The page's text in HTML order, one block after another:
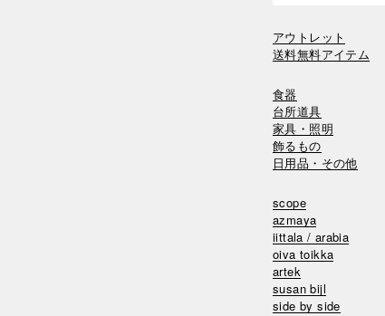
アウトレット
送料無料アイテム
食器
台所道具
家具・照明
飾るもの
日用品・その他
scope
azmaya
iittala / arabia
oiva toikka
artek
susan bijl
side by side